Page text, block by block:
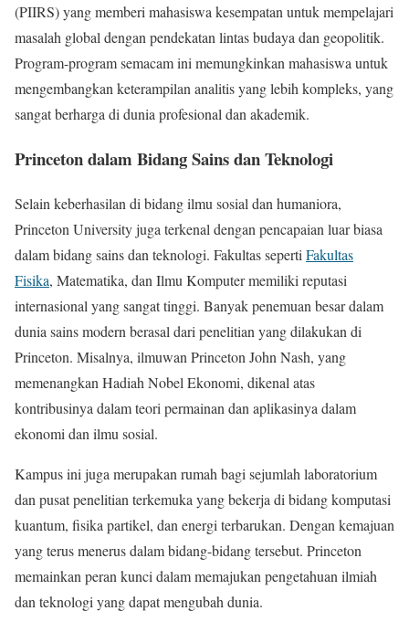
(PIIRS) yang memberi mahasiswa kesempatan untuk mempelajari
masalah global dengan pendekatan lintas budaya dan geopolitik.
Program-program semacam ini memungkinkan mahasiswa untuk
mengembangkan keterampilan analitis yang lebih kompleks, yang
sangat berharga di dunia profesional dan akademik.
Princeton dalam Bidang Sains dan Teknologi
Selain keberhasilan di bidang ilmu sosial dan humaniora,
Princeton University juga terkenal dengan pencapaian luar biasa
dalam bidang sains dan teknologi. Fakultas seperti Fakultas
Fisika, Matematika, dan Ilmu Komputer memiliki reputasi
internasional yang sangat tinggi. Banyak penemuan besar dalam
dunia sains modern berasal dari penelitian yang dilakukan di
Princeton. Misalnya, ilmuwan Princeton John Nash, yang
memenangkan Hadiah Nobel Ekonomi, dikenal atas
kontribusinya dalam teori permainan dan aplikasinya dalam
ekonomi dan ilmu sosial.
Kampus ini juga merupakan rumah bagi sejumlah laboratorium
dan pusat penelitian terkemuka yang bekerja di bidang komputasi
kuantum, fisika partikel, dan energi terbarukan. Dengan kemajuan
yang terus menerus dalam bidang-bidang tersebut. Princeton
memainkan peran kunci dalam memajukan pengetahuan ilmiah
dan teknologi yang dapat mengubah dunia.